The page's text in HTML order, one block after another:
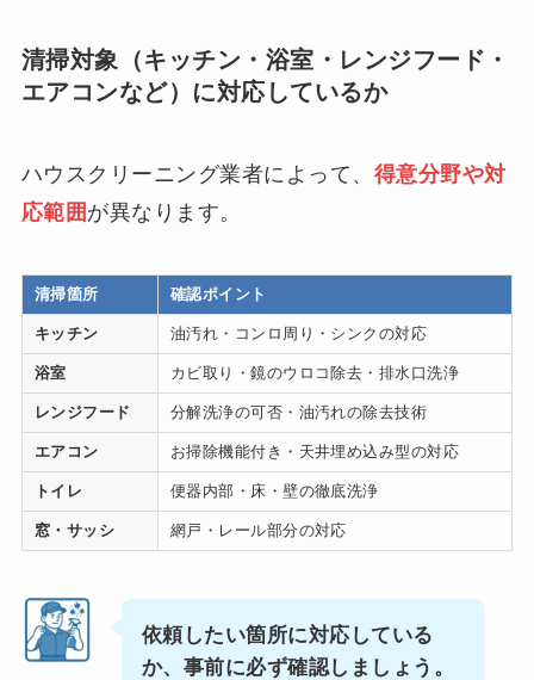
清掃対象（キッチン・浴室・レンジフード・
エアコンなど）に対応しているか
ハウスクリーニング業者によって、 得意分野や対
応範囲 が異なります。
清掃箇所 確認ポイント
キッチン 油汚れ・コンロ周り・シンクの対応
浴室 カビ取り・鏡のウロコ除去・排水口洗浄
レンジフード 分解洗浄の可否・油汚れの除去技術
エアコン お掃除機能付き・天井埋め込み型の対応
トイレ 便器内部・床・壁の徹底洗浄
窓・サッシ 網戸・レール部分の対応
依頼したい箇所に対応している
か、事前に必ず確認しましょう。